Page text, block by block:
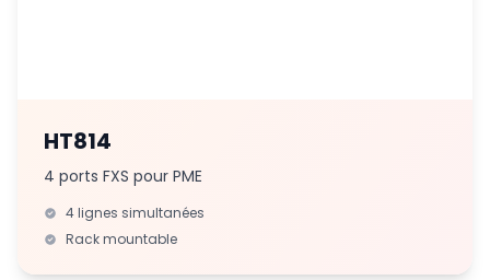
HT814
4 ports FXS pour PME
4 lignes simultanées
Rack mountable